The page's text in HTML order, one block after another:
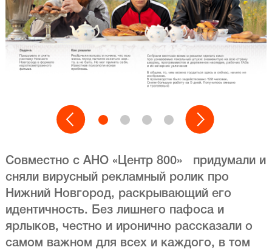
Совместно с АНО «Центр 800» придумали и
сняли вирусный рекламный ролик про
Нижний Новгород, раскрывающий его
идентичность. Без лишнего пафоса и
ярлыков, честно и иронично рассказали о
самом важном для всех и каждого, в том